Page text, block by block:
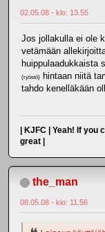
02.05.08 - klo: 13.55
Jos jollakulla ei ole
vetämään
huippulaadukkaista
(ryöstö)
hintaan niitä
tahdo kenelläkään
| KJFC | Yeah! If you
great |
the_man
08.05.08 - klo: 11.56